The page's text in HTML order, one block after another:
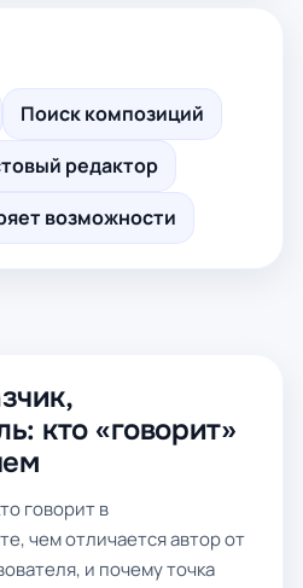
Поиск композиций
редактор
возможности
кто «говорит»
говорит в
чем отличается автор от
и почему точка